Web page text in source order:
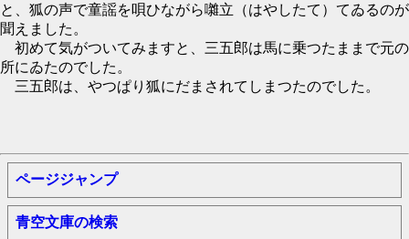
と、狐の声で童謡を唄ひながら囃立（はやしたて）てゐるのが
聞えました。
初めて気がついてみますと、三五郎は馬に乗つたままで元の
所にゐたのでした。
三五郎は、やつぱり狐にだまされてしまつたのでした。
ページジャンプ
青空文庫の検索